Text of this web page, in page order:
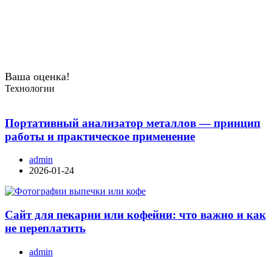
Ваша оценка!
Технологии
Портативный анализатор металлов — принцип
работы и практическое применение
admin
2026-01-24
Сайт для пекарни или кофейни: что важно и как
не переплатить
admin